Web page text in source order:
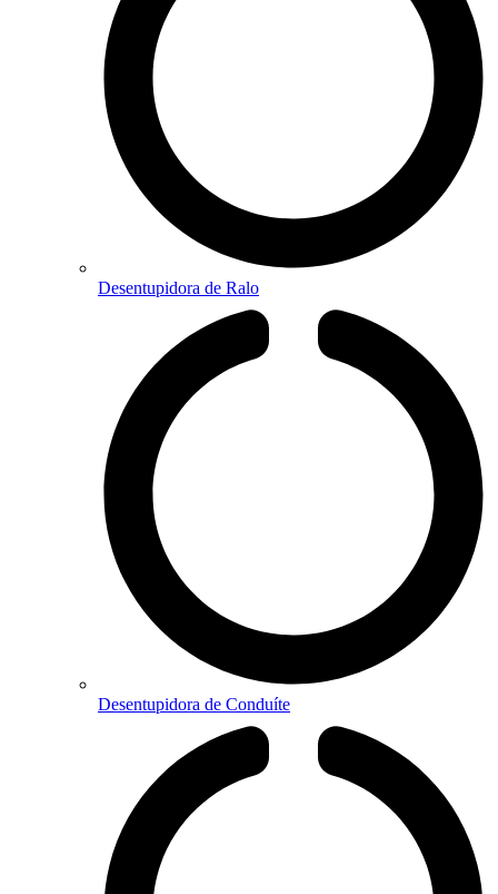
Desentupidora de Ralo
Desentupidora de Conduíte